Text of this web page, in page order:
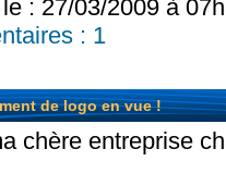
: 27/03/2009 à
: 1
de logo en vue !
chère entreprise